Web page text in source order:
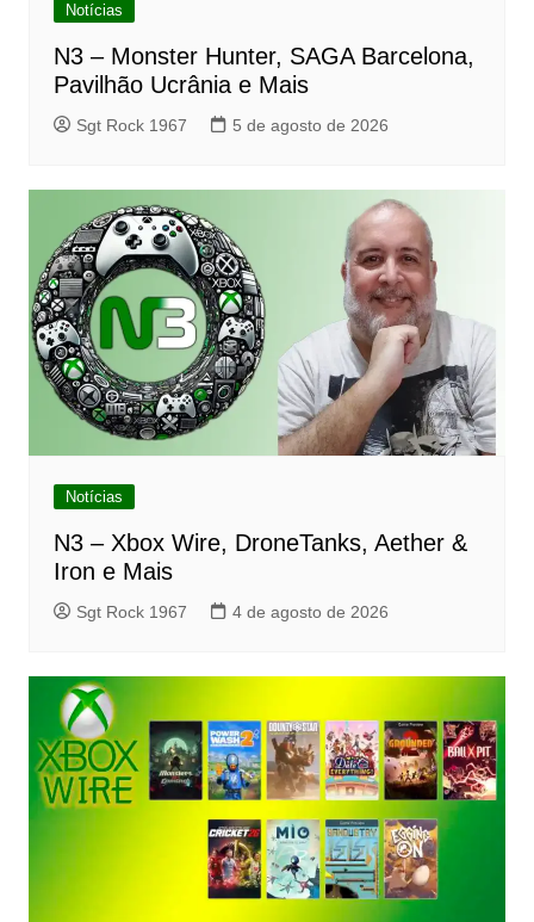
Notícias
N3 – Monster Hunter, SAGA Barcelona,
Pavilhão Ucrânia e Mais
Sgt Rock 1967 5 de agosto de 2026
Notícias
N3 – Xbox Wire, DroneTanks, Aether &
Iron e Mais
Sgt Rock 1967 4 de agosto de 2026